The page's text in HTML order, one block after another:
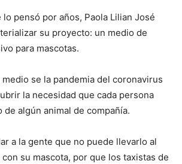
pensó por años, Paola Lilian José
su proyecto: un medio de
para mascotas.
medio se la pandemia del coronavirus
la necesidad que cada persona
algún animal de compañía.
a la gente que no puede llevarlo al
su mascota, por que los taxistas de